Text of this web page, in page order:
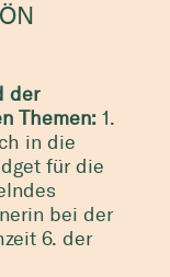
der
Themen: 1.
in die
für die
bei der
6. der